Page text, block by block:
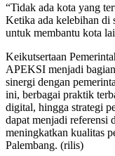
“Tidak ada kota yang
Ketika ada kelebihan di
untuk membantu kota
Keikutsertaan
APEKSI menjadi
sinergi dengan
ini, berbagai praktik
digital, hingga strategi
dapat menjadi referensi
meningkatkan kualitas
Palembang. (rilis)